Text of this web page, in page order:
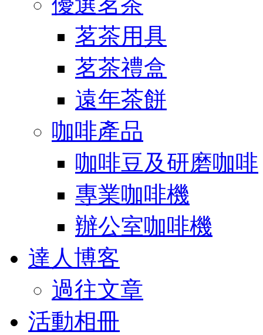
茗茶用具
茗茶禮盒
遠年茶餅
咖啡產品
咖啡豆及研磨咖啡
專業咖啡機
辦公室咖啡機
達人博客
過往文章
活動相冊